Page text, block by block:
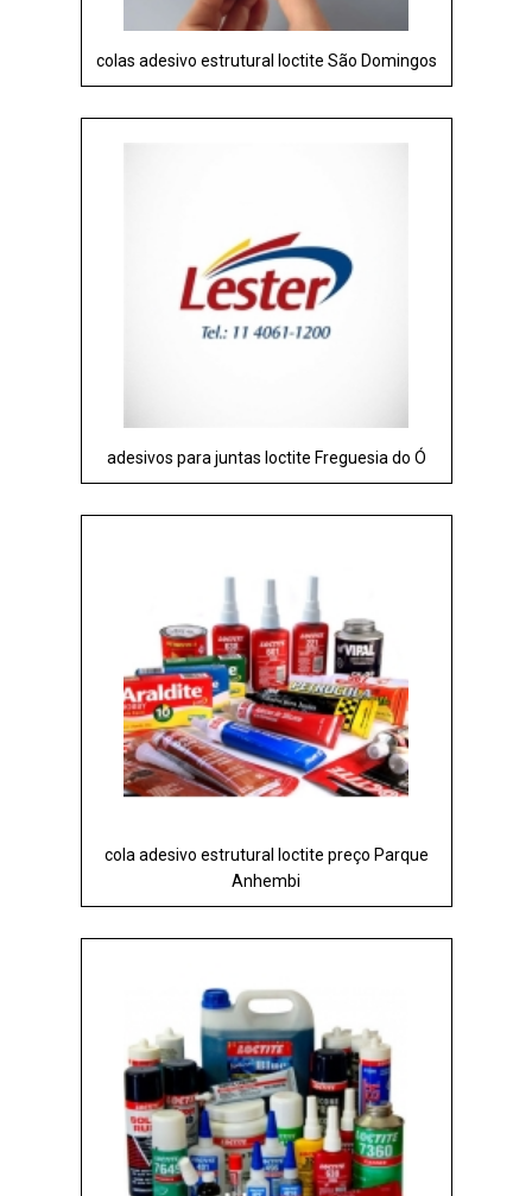
colas adesivo estrutural loctite São Domingos
adesivos para juntas loctite Freguesia do Ó
cola adesivo estrutural loctite preço Parque
Anhembi